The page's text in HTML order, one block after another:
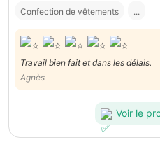
Confection de vêtements ...
Travail bien fait et dans les délais.
Agnès
Voir le